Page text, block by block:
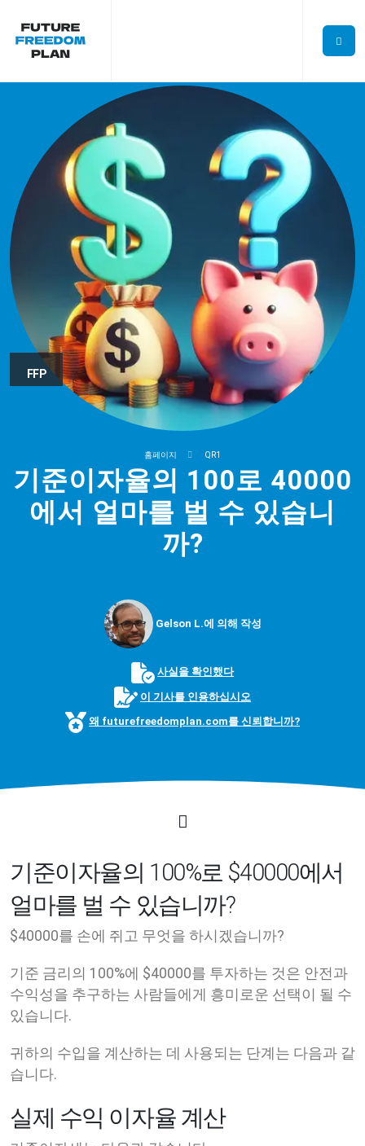
FFP
홈페이지 QR1
기준이자율의 100로 40000
에서 얼마를 벌 수 있습니
까?
Gelson L.에 의해 작성
사실을 확인했다
이 기사를 인용하십시오
왜 futurefreedomplan.com를 신뢰합니까?
기준이자율의 100%로 $40000에서
얼마를 벌 수 있습니까?
$40000를 손에 쥐고 무엇을 하시겠습니까?
기준 금리의 100%에 $40000를 투자하는 것은 안전과
수익성을 추구하는 사람들에게 흥미로운 선택이 될 수
있습니다.
귀하의 수입을 계산하는 데 사용되는 단계는 다음과 같
습니다.
실제 수익 이자율 계산